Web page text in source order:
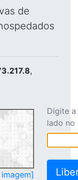
de
,
Digite
lado no